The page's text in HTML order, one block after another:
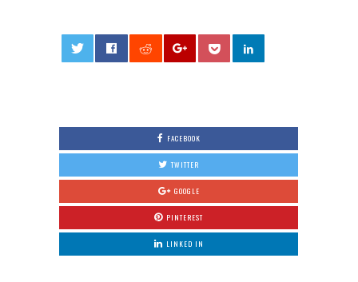
FACEBOOK
TWITTER
GOOGLE
PINTEREST
LINKED IN